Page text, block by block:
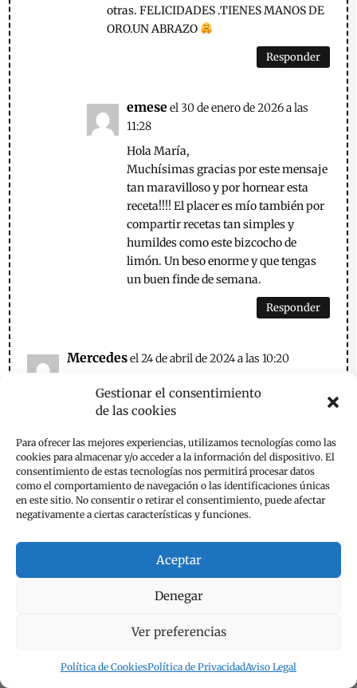
Gestionar el consentimiento
de las cookies
Para ofrecer las mejores experiencias, utilizamos tecnologías como las
cookies para almacenar y/o acceder a la información del dispositivo. El
consentimiento de estas tecnologías nos permitirá procesar datos
como el comportamiento de navegación o las identificaciones únicas
en este sitio. No consentir o retirar el consentimiento, puede afectar
negativamente a ciertas características y funciones.
Aceptar
Denegar
Ver preferencias
Política de CookiesPolítica de PrivacidadAviso Legal
otras. FELICIDADES .TIENES MANOS DE
ORO.UN ABRAZO
Responder
emeseel 30 de enero de 2026 a las
11:28
Hola María,
Muchísimas gracias por este mensaje
tan maravilloso y por hornear esta
receta!!!! El placer es mío también por
compartir recetas tan simples y
humildes como este bizcocho de
limón. Un beso enorme y que tengas
un buen finde de semana.
Responder
Mercedesel 24 de abril de 2024 a las 10:20
Quiero hacer este bizcocho esta tarde, pero me
parece que puede ser poco azúcar para la
cantidad de harina que hay, y llevando limón.
¿Cómo queda de dulce?
Responder
el 25 de abril de 2024 a las 19:22
Hola Mercedes.
Perdón por no poder contestar ayer. Estaba
Pues esta receta de bizcocho de limón queda
otras recetas también tienen una cantidad de